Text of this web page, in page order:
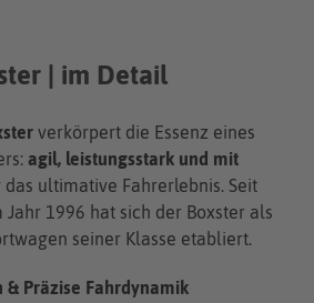
| im Detail
verkörpert die Essenz eines
agil, leistungsstark und mit
das ultimative Fahrerlebnis. Seit
1996 hat sich der Boxster als
seiner Klasse etabliert.
& Präzise Fahrdynamik